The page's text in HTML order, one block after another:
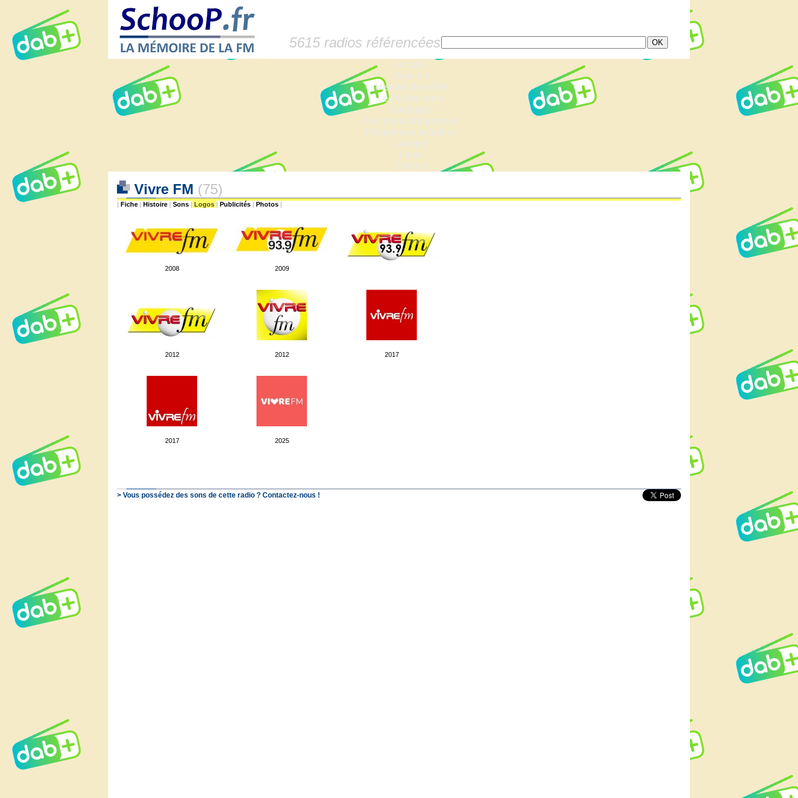
5615 radios référencées
Accueil
Dossiers
Histoire de la FM
Les fiches radio
Sondages
Anciennes fréquences
Fréquences actuelles
Lexique
Liens
Contact
Vivre FM (75)
| Fiche | Histoire | Sons | Logos | Publicités | Photos |
2008 2009
2012 2012 2017
2017 2025
> Vous possédez des sons de cette radio ? Contactez-nous !